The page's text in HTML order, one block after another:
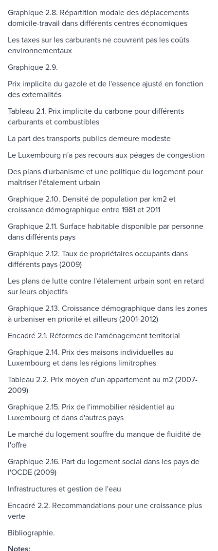
Graphique 2.8. Répartition modale des déplacements
domicile-travail dans différents centres économiques
Les taxes sur les carburants ne couvrent pas les coûts
environnementaux
Graphique 2.9.
Prix implicite du gazole et de l'essence ajusté en fonction
des externalités
Tableau 2.1. Prix implicite du carbone pour différents
carburants et combustibles
La part des transports publics demeure modeste
Le Luxembourg n'a pas recours aux péages de congestion
Des plans d'urbanisme et une politique du logement pour
maîtriser l'étalement urbain
Graphique 2.10. Densité de population par km2 et
croissance démographique entre 1981 et 2011
Graphique 2.11. Surface habitable disponible par personne
dans différents pays
Graphique 2.12. Taux de propriétaires occupants dans
différents pays (2009)
Les plans de lutte contre l'étalement urbain sont en retard
sur leurs objectifs
Graphique 2.13. Croissance démographique dans les zones
à urbaniser en priorité et ailleurs (2001-2012)
Encadré 2.1. Réformes de l'aménagement territorial
Graphique 2.14. Prix des maisons individuelles au
Luxembourg et dans les régions limitrophes
Tableau 2.2. Prix moyen d'un appartement au m2 (2007-
2009)
Graphique 2.15. Prix de l'immobilier résidentiel au
Luxembourg et dans d'autres pays
Le marché du logement souffre du manque de fluidité de
l'offre
Graphique 2.16. Part du logement social dans les pays de
l'OCDE (2009)
Infrastructures et gestion de l'eau
Encadré 2.2. Recommandations pour une croissance plus
verte
Bibliographie.